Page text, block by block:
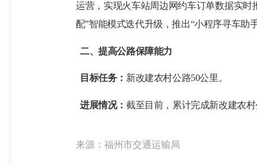
运营，实现火车站周边网约车订单数据实时
配”智能模式迭代升级，推出“小程序寻车助
二、提高公路保障能力
目标任务： 新改建农村公路50公里。
进展情况：截至目前，累计完成新改建农
来源：福州市交通运输局